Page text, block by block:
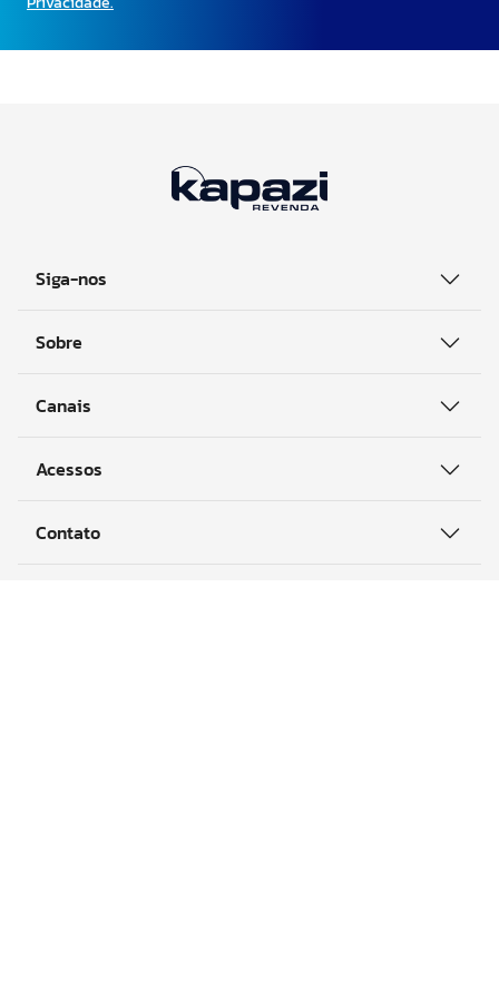
Cadastre-se na nossa
Cadastre-se
Ao se cadastrar você concorda com a nossa
Privacidade.